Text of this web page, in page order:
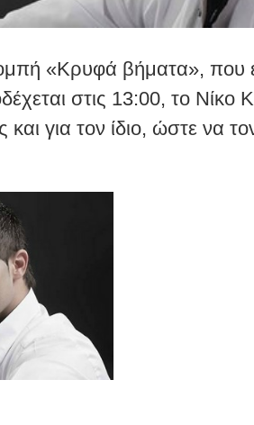
«Κρυφά βήματα», που
στις 13:00, το Νίκο
για τον ίδιο, ώστε να